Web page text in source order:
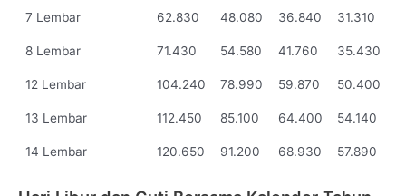
7 Lembar 62.830 48.080 36.840 31.310
8 Lembar 71.430 54.580 41.760 35.430
12 Lembar 104.240 78.990 59.870 50.400
13 Lembar 112.450 85.100 64.400 54.140
14 Lembar 120.650 91.200 68.930 57.890